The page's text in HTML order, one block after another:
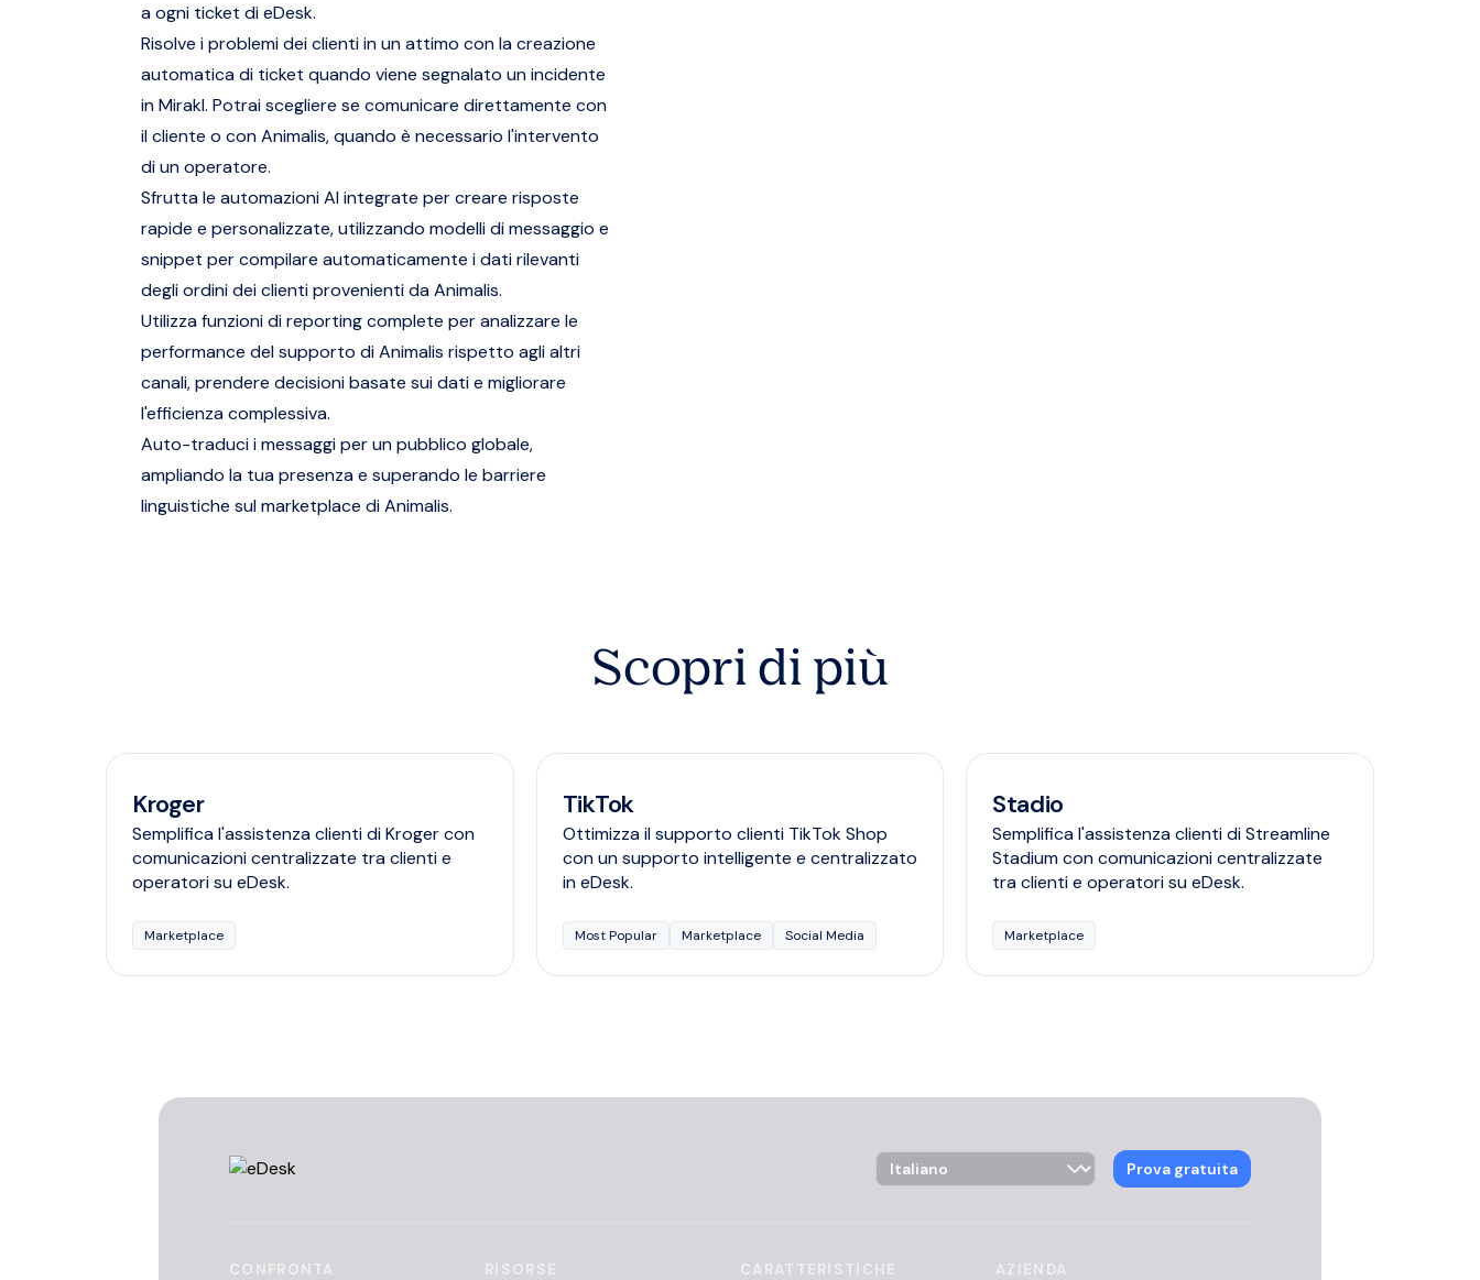
a ogni ticket di eDesk.
Risolve i problemi dei clienti in un attimo con la creazione
automatica di ticket quando viene segnalato un incidente
in Mirakl. Potrai scegliere se comunicare direttamente con
il cliente o con Animalis, quando è necessario l'intervento
di un operatore.
Sfrutta le automazioni AI integrate per creare risposte
rapide e personalizzate, utilizzando modelli di messaggio e
snippet per compilare automaticamente i dati rilevanti
degli ordini dei clienti provenienti da Animalis.
Utilizza funzioni di reporting complete per analizzare le
performance del supporto di Animalis rispetto agli altri
canali, prendere decisioni basate sui dati e migliorare
l'efficienza complessiva.
Auto-traduci i messaggi per un pubblico globale,
ampliando la tua presenza e superando le barriere
linguistiche sul marketplace di Animalis.
Scopri di più
Kroger
Semplifica l'assistenza clienti di Kroger con
comunicazioni centralizzate tra clienti e
operatori su eDesk.
Marketplace
TikTok
Ottimizza il supporto clienti TikTok Shop
con un supporto intelligente e centralizzato
in eDesk.
Most Popular Marketplace Social Media
Stadio
Semplifica l'assistenza clienti di Streamline
Stadium con comunicazioni centralizzate
tra clienti e operatori su eDesk.
Marketplace
Language Selector Prova gratuita
CONFRONTA RISORSE CARATTERISTICHE AZIENDA